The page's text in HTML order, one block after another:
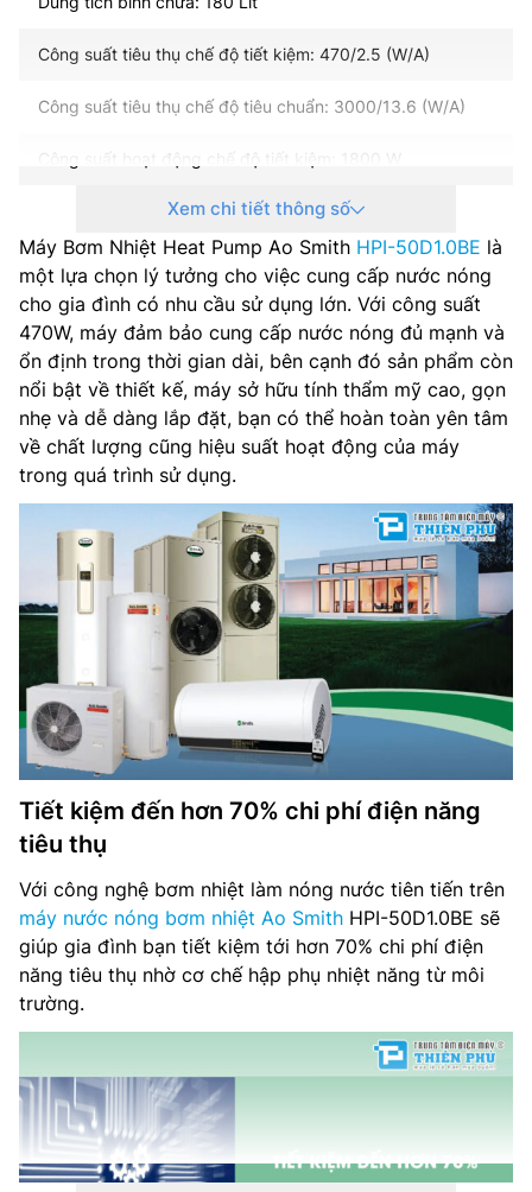
Công suất tiêu thụ chế độ tiết kiệm: 470/2.5 (W/A)
Công suất tiêu thụ chế độ tiêu chuẩn: 3000/13.6 (W/A)
Công suất hoạt động chế độ tiết kiệm: 1800 W
Công suất hoạt động chế độ tiêu chuẩn: 3800 W
Nhiệt độ nước đầu ra: 35~75 độ C
Nguồn điện: 1 pha, 220-240 V, 50-60 Hz
Độ ồn: 40 dB(A)
Môi chất lạnh: R134a
Kích thước máy: 1850 x 520 mm
Trọng lượng: 92 kg
Hãng sản xuất: Ao Smith
Nơi sản xuất: –
Năm ra mắt: –
Xem chi tiết thông số
Máy Bơm Nhiệt Heat Pump Ao Smith HPI-50D1.0BE là
một lựa chọn lý tưởng cho việc cung cấp nước nóng
cho gia đình có nhu cầu sử dụng lớn. Với công suất
470W, máy đảm bảo cung cấp nước nóng đủ mạnh và
ổn định trong thời gian dài, bên cạnh đó sản phẩm còn
nổi bật về thiết kế, máy sở hữu tính thẩm mỹ cao, gọn
nhẹ và dễ dàng lắp đặt, bạn có thể hoàn toàn yên tâm
về chất lượng cũng hiệu suất hoạt động của máy
trong quá trình sử dụng.
Tiết kiệm đến hơn 70% chi phí điện năng
tiêu thụ
Với công nghệ bơm nhiệt làm nóng nước tiên tiến trên
máy nước nóng bơm nhiệt Ao Smith HPI-50D1.0BE sẽ
giúp gia đình bạn tiết kiệm tới hơn 70% chi phí điện
năng tiêu thụ nhờ cơ chế hập phụ nhiệt năng từ môi
trường.